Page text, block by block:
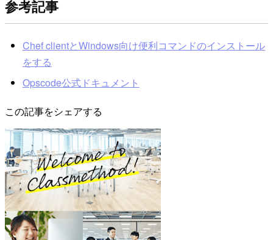
参考記事
Chef clientとWindows向け便利コマンドのインストール
をする
Opscode公式ドキュメント
この記事をシェアする